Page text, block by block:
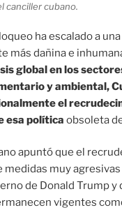
canciller cubano.
ha escalado a
más dañina e
global en los
y ambiental,
el
esa política obsoleta
apuntó que el
medidas muy
de Donald Trump y
vigentes